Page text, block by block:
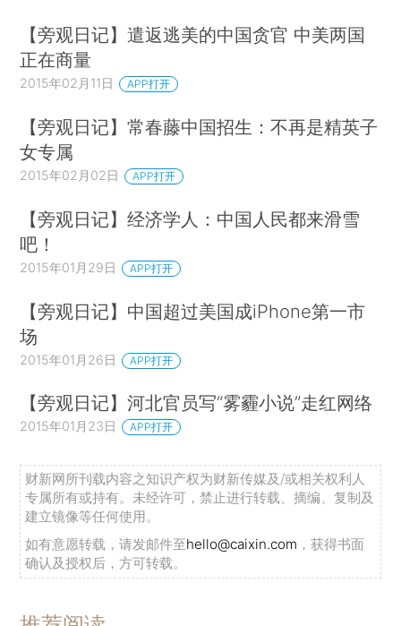
【旁观日记】遣返逃美的中国贪官 中美两国
正在商量
2015年02月11日 APP打开
【旁观日记】常春藤中国招生：不再是精英子
女专属
2015年02月02日 APP打开
【旁观日记】经济学人：中国人民都来滑雪
吧！
2015年01月29日 APP打开
【旁观日记】中国超过美国成iPhone第一市
场
2015年01月26日 APP打开
【旁观日记】河北官员写“雾霾小说”走红网络
2015年01月23日 APP打开
财新网所刊载内容之知识产权为财新传媒及/或相关权利人
专属所有或持有。未经许可，禁止进行转载、摘编、复制及
建立镜像等任何使用。
如有意愿转载，请发邮件至hello@caixin.com ，获得书面
确认及授权后，方可转载。